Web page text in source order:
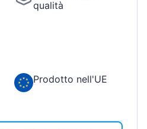
qualità
Prodotto nell'UE